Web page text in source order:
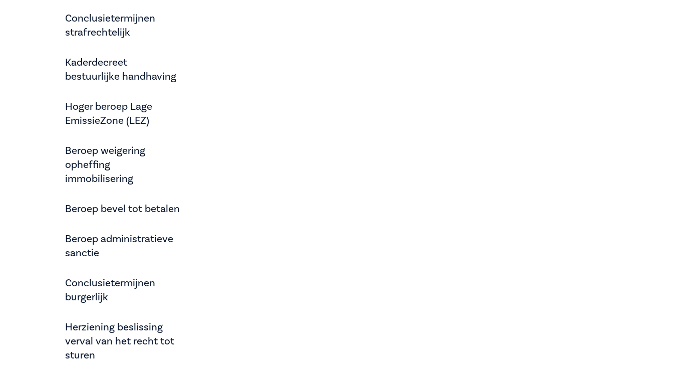
Conclusietermijnen
strafrechtelijk
Kaderdecreet
bestuurlijke handhaving
Hoger beroep Lage
EmissieZone (LEZ)
Beroep weigering
opheffing
immobilisering
Beroep bevel tot betalen
Beroep administratieve
sanctie
Conclusietermijnen
burgerlijk
Herziening beslissing
verval van het recht tot
sturen